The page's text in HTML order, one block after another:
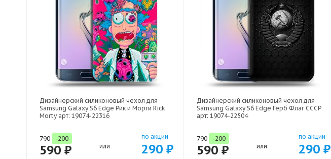
Дизайнерский силиконовый чехол для
Samsung Galaxy S6 Edge Рик и Морти Rick
Morty арт: 19074-22316
790 -200
590 ₽ или
по акции
290 ₽
Дизайнерский силиконовый чехол для
Samsung Galaxy S6 Edge Герб Флаг СССР
арт: 19074-22504
790 -200
590 ₽ или
по акции
290 ₽